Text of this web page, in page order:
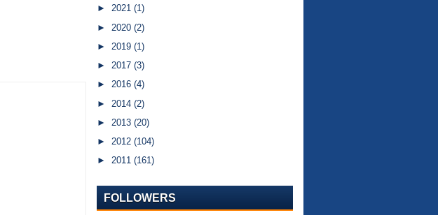
► 2021 (1)
► 2020 (2)
► 2019 (1)
► 2017 (3)
► 2016 (4)
► 2014 (2)
► 2013 (20)
► 2012 (104)
► 2011 (161)
FOLLOWERS